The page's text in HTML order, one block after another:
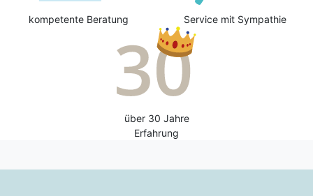
kompetente Beratung Service mit Sympathie
über 30 Jahre
Erfahrung